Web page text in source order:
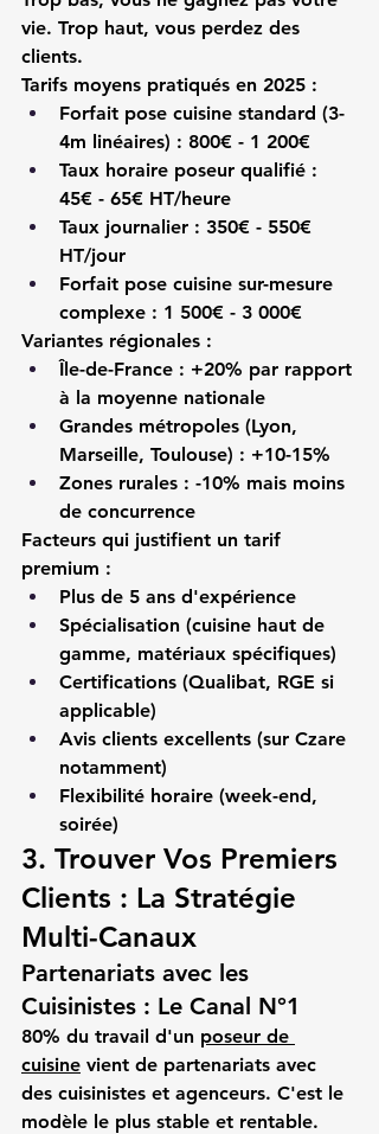
vie. Trop haut, vous perdez des
clients.
Tarifs moyens pratiqués en 2025 :
Forfait pose cuisine standard (3-
4m linéaires) : 800€ - 1 200€
Taux horaire poseur qualifié :
45€ - 65€ HT/heure
Taux journalier : 350€ - 550€
HT/jour
Forfait pose cuisine sur-mesure
complexe : 1 500€ - 3 000€
Variantes régionales :
Île-de-France : +20% par rapport
à la moyenne nationale
Grandes métropoles (Lyon,
Marseille, Toulouse) : +10-15%
Zones rurales : -10% mais moins
de concurrence
Facteurs qui justifient un tarif
premium :
Plus de 5 ans d'expérience
Spécialisation (cuisine haut de
gamme, matériaux spécifiques)
Certifications (Qualibat, RGE si
applicable)
Avis clients excellents (sur Czare
notamment)
Flexibilité horaire (week-end,
soirée)
3. Trouver Vos Premiers
Clients : La Stratégie
Multi-Canaux
Partenariats avec les
Cuisinistes : Le Canal N°1
80% du travail d'un poseur de
cuisine vient de partenariats avec
des cuisinistes et agenceurs. C'est le
modèle le plus stable et rentable.